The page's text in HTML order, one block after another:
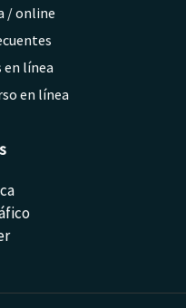
/ online
en línea
en línea